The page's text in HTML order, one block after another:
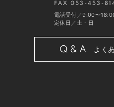
FAX 053-453-
電話受付／9:00〜
定休日／土・日
Q&A よく